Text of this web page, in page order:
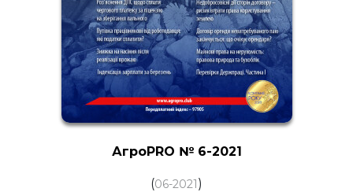
АгроPRO № 6-2021
(06-2021)